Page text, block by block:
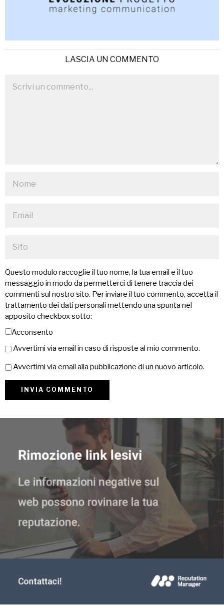
LASCIA UN COMMENTO
Questo modulo raccoglie il tuo nome, la tua email e il tuo
messaggio in modo da permetterci di tenere traccia dei
commenti sul nostro sito. Per inviare il tuo commento, accetta il
trattamento dei dati personali mettendo una spunta nel
apposito checkbox sotto:
Acconsento
Avvertimi via email in caso di risposte al mio commento.
Avvertimi via email alla pubblicazione di un nuovo articolo.